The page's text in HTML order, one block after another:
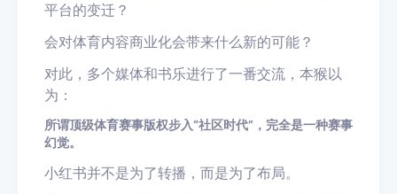
平台的变迁？
会对体育内容商业化会带来什么新的可能？
对此，多个媒体和书乐进行了一番交流，本猴以
为：
所谓顶级体育赛事版权步入“社区时代”，完全是一种赛事
幻觉。
小红书并不是为了转播，而是为了布局。